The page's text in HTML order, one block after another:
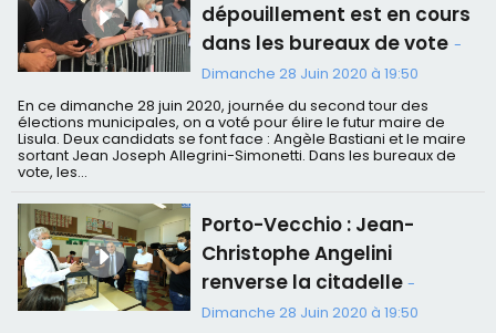
dépouillement est en cours
dans les bureaux de vote -
Dimanche 28 Juin 2020 à 19:50
En ce dimanche 28 juin 2020, journée du second tour des
élections municipales, on a voté pour élire le futur maire de
Lisula. Deux candidats se font face : Angèle Bastiani et le maire
sortant Jean Joseph Allegrini-Simonetti. Dans les bureaux de
vote, les...
Porto-Vecchio : Jean-
Christophe Angelini
renverse la citadelle-
Dimanche 28 Juin 2020 à 19:50